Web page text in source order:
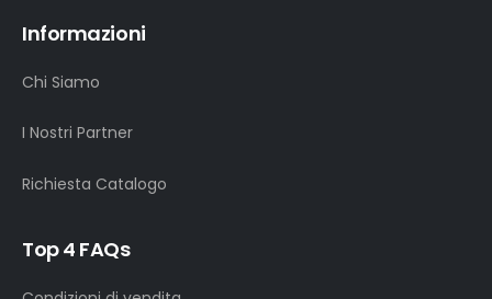
Informazioni
Chi Siamo
I Nostri Partner
Richiesta Catalogo
Top 4 FAQs